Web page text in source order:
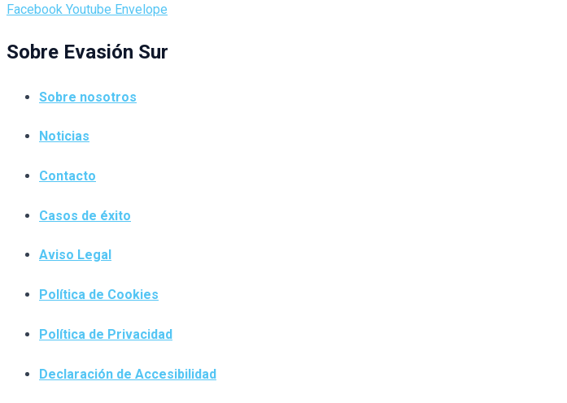
Facebook Youtube Envelope
Sobre Evasión Sur
Sobre nosotros
Noticias
Contacto
Casos de éxito
Aviso Legal
Política de Cookies
Política de Privacidad
Declaración de Accesibilidad